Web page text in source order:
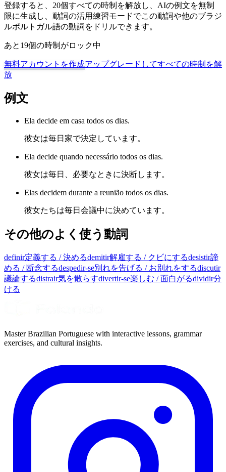
登録すると、20個すべての時制を解放し、AIの例文を無制
限に生成し、動詞の活用練習モードでこの動詞や他のブラジ
ルポルトガル語の動詞をドリルできます。
あと19個の時制がロック中
無料アカウントを作成アップグレードしてすべての時制を解
放
例文
Ela decide em casa todos os dias.
彼女は毎日家で決定しています。
Ela decide quando necessário todos os dias.
彼女は毎日、必要なときに決断します。
Elas decidem durante a reunião todos os dias.
彼女たちは毎日会議中に決めています。
その他のよく使う動詞
definir定義する / 決めるdemitir解雇する / クビにするdesistir諦
める / 断念するdespedir-se別れを告げる / お別れをするdiscutir
議論するdistrair気を散らすdivertir-se楽しむ / 面白がるdividir分
ける
Master Brazilian Portuguese with interactive lessons, grammar
exercises, and cultural insights.